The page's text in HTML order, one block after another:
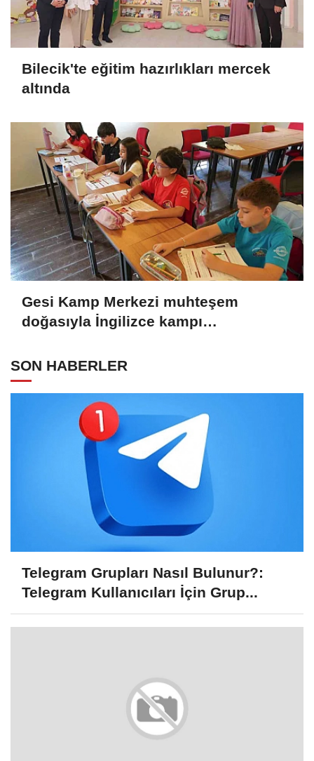
Bilecik'te eğitim hazırlıkları mercek
altında
Gesi Kamp Merkezi muhteşem
doğasıyla İngilizce kampı
SON HABERLER
Telegram Grupları Nasıl Bulunur?:
Telegram Kullanıcıları İçin Grup...